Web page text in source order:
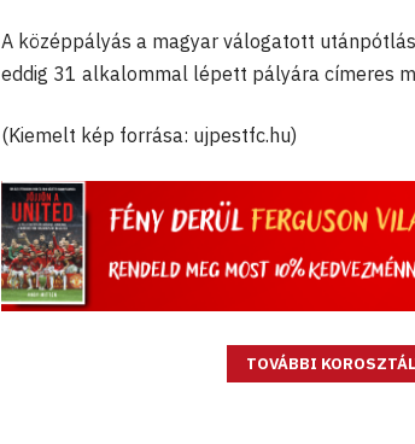
A középpályás a magyar válogatott
eddig 31 alkalommal lépett pályára címeres
(Kiemelt kép forrása: ujpestfc.hu)
TOVÁBBI